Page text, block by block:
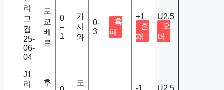
리
그
컵
25-
06-
04
도
쿄
베
르
0
–
1
가
시
와
0-
3
홈
패
+1
홈
패
U2.5
오
버
J1
리
후
도
-1
U2.5